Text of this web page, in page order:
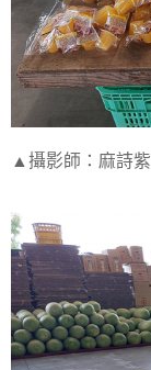
▲攝影師：麻詩紫